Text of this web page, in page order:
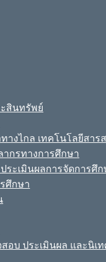
สินทรัพย์
างไกล เทคโนโลยีสาร
กรทางการศึกษา
ระเมินผลการจัดการศึก
ศึกษา
อบ ประเมินผล และนิเ